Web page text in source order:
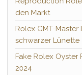
den Markt
Rolex GMT-Master
schwarzer Lünette
Fake Rolex
2024